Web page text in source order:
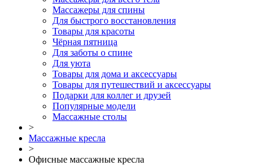
Массажеры для спины
Для быстрого восстановления
Товары для красоты
Чёрная пятница
Для заботы о спине
Для уюта
Товары для дома и аксессуары
Товары для путешествий и аксессуары
Подарки для коллег и друзей
Популярные модели
Массажные столы
>
Массажные кресла
>
Офисные массажные кресла